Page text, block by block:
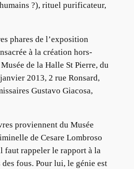
?), rituel purificateur,
phares de l’exposition
à la création hors-
de la Halle St Pierre, du
2013, 2 rue Ronsard,
Gustavo Giacosa,
proviennent du Musée
de Cesare Lombroso
faut rappeler le rapport à la
fous. Pour lui, le génie est